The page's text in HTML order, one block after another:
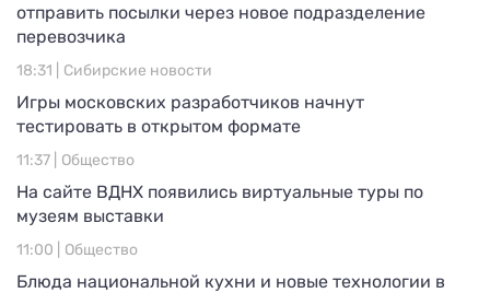
отправить посылки через новое подразделение
перевозчика
18:31 | Сибирские новости
Игры московских разработчиков начнут
тестировать в открытом формате
11:37 | Общество
На сайте ВДНХ появились виртуальные туры по
музеям выставки
11:00 | Общество
Блюда национальной кухни и новые технологии в